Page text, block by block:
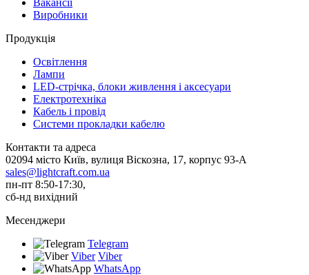
Виробники
Продукція
Освітлення
Лампи
LED-стрічка, блоки живлення і аксесуари
Електротехніка
Кабель і провід
Системи прокладки кабелю
Контакти та адреса
02094 місто Київ, вулиця Віскозна, 17, корпус 93-А
sales@lightcraft.com.ua
пн-пт 8:50-17:30,
сб-нд вихідний
Месенджери
Telegram
Viber Viber
WhatsApp